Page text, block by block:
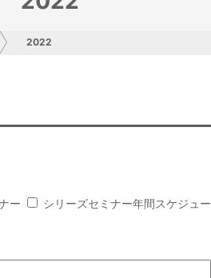
2022
ー
シリーズセミナー年間スケジュー